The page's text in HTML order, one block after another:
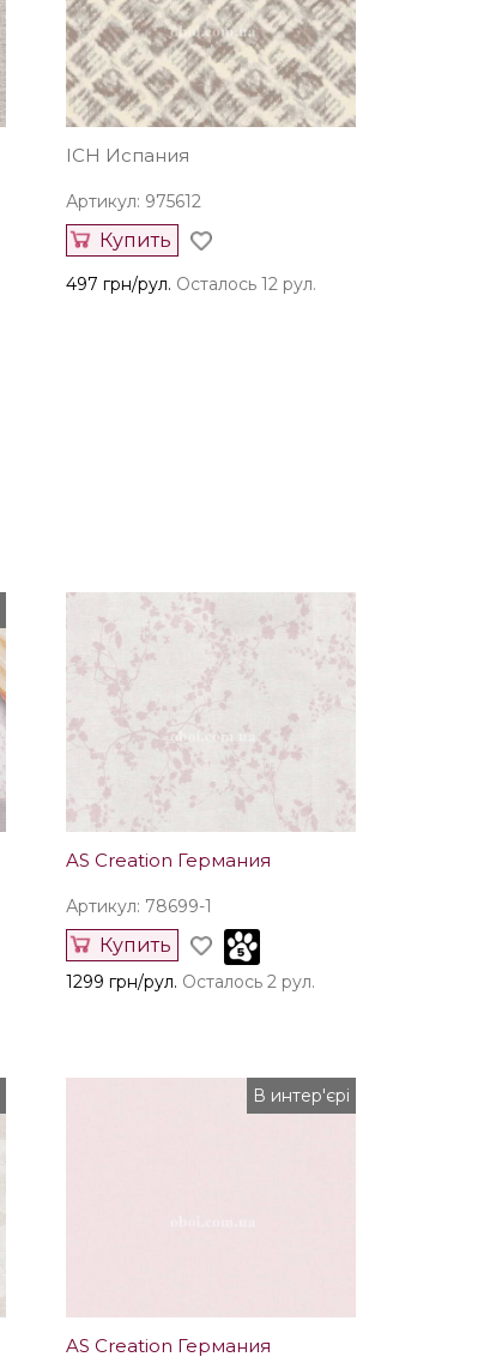
ICH Испания
Артикул: 975612
Купить
497 грн/рул. Осталось 12 рул.
AS Creation Германия
Артикул: 78699-1
Купить
1299 грн/рул. Осталось 2 рул.
В интер'єрі
AS Creation Германия